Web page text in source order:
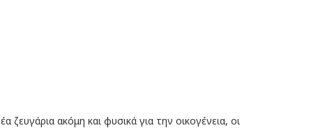
ακόμη και φυσικά για την οικογένεια, οι